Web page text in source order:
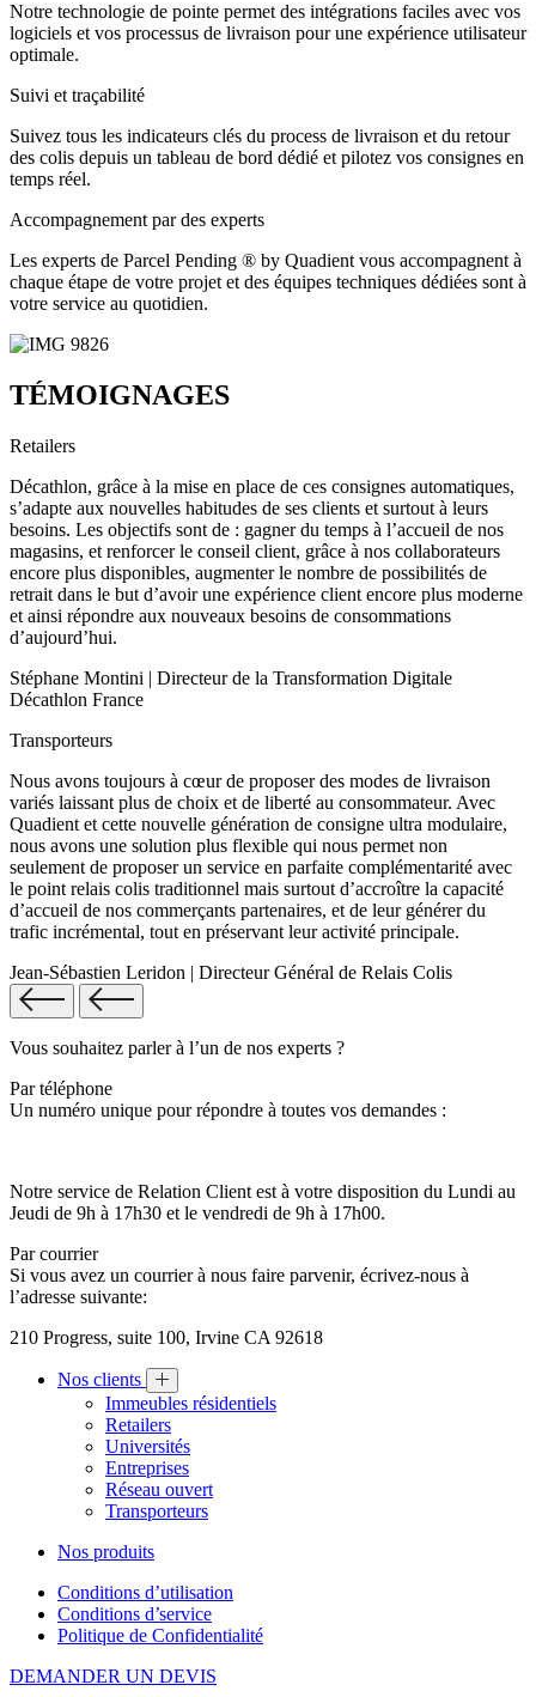
Notre technologie de pointe permet des intégrations faciles avec vos
logiciels et vos processus de livraison pour une expérience utilisateur
optimale.
Suivi et traçabilité
Suivez tous les indicateurs clés du process de livraison et du retour
des colis depuis un tableau de bord dédié et pilotez vos consignes en
temps réel.
Accompagnement par des experts
Les experts de Parcel Pending ® by Quadient vous accompagnent à
chaque étape de votre projet et des équipes techniques dédiées sont à
votre service au quotidien.
TÉMOIGNAGES
Retailers
Décathlon, grâce à la mise en place de ces consignes automatiques,
s’adapte aux nouvelles habitudes de ses clients et surtout à leurs
besoins. Les objectifs sont de : gagner du temps à l’accueil de nos
magasins, et renforcer le conseil client, grâce à nos collaborateurs
encore plus disponibles, augmenter le nombre de possibilités de
retrait dans le but d’avoir une expérience client encore plus moderne
et ainsi répondre aux nouveaux besoins de consommations
d’aujourd’hui.
Stéphane Montini | Directeur de la Transformation Digitale
Décathlon France
Transporteurs
Nous avons toujours à cœur de proposer des modes de livraison
variés laissant plus de choix et de liberté au consommateur. Avec
Quadient et cette nouvelle génération de consigne ultra modulaire,
nous avons une solution plus flexible qui nous permet non
seulement de proposer un service en parfaite complémentarité avec
le point relais colis traditionnel mais surtout d’accroître la capacité
d’accueil de nos commerçants partenaires, et de leur générer du
trafic incrémental, tout en préservant leur activité principale.
Jean-Sébastien Leridon | Directeur Général de Relais Colis
Vous souhaitez parler à l’un de nos experts ?
Par téléphone
Un numéro unique pour répondre à toutes vos demandes :
Notre service de Relation Client est à votre disposition du Lundi au
Jeudi de 9h à 17h30 et le vendredi de 9h à 17h00.
Par courrier
Si vous avez un courrier à nous faire parvenir, écrivez-nous à
l’adresse suivante:
210 Progress, suite 100, Irvine CA 92618
Nos clients
Immeubles résidentiels
Retailers
Universités
Entreprises
Réseau ouvert
Transporteurs
Nos produits
Conditions d’utilisation
Conditions d’service
Politique de Confidentialité
DEMANDER UN DEVIS